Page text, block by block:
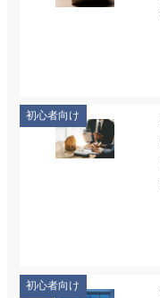
初心者向け
初心者向け